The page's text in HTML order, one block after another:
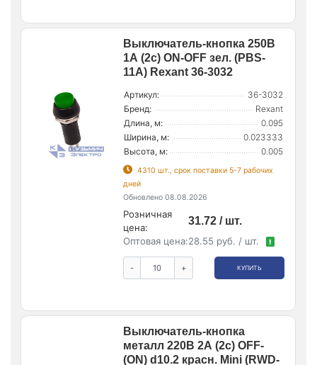
Выключатель-кнопка 250В
1А (2с) ON-OFF зел. (PBS-
11А) Rexant 36-3032
Артикул:
36-3032
Бренд:
Rexant
Длина, м:
0.095
Ширина, м:
0.023333
Высота, м:
0.005
4310 шт., срок поставки 5-7 рабочих
дней
Обновлено 08.08.2026
Розничная
цена:
31.72 / шт.
Оптовая цена:28.55 руб. / шт. !
- + КУПИТЬ
Выключатель-кнопка
металл 220В 2А (2с) OFF-
(ON) d10.2 красн. Mini (RWD-